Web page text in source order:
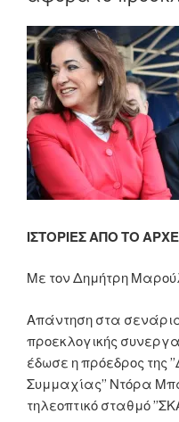
θα
πρέπει
να
ΙΣΤΟΡΙΕΣ ΑΠΟ ΤΟ
Με τον Δημήτρη
Απάντηση στα
προεκλογικής
έδωσε η πρόεδρος της
Συμμαχίας” Ντόρα
τηλεοπτικό σταθμό